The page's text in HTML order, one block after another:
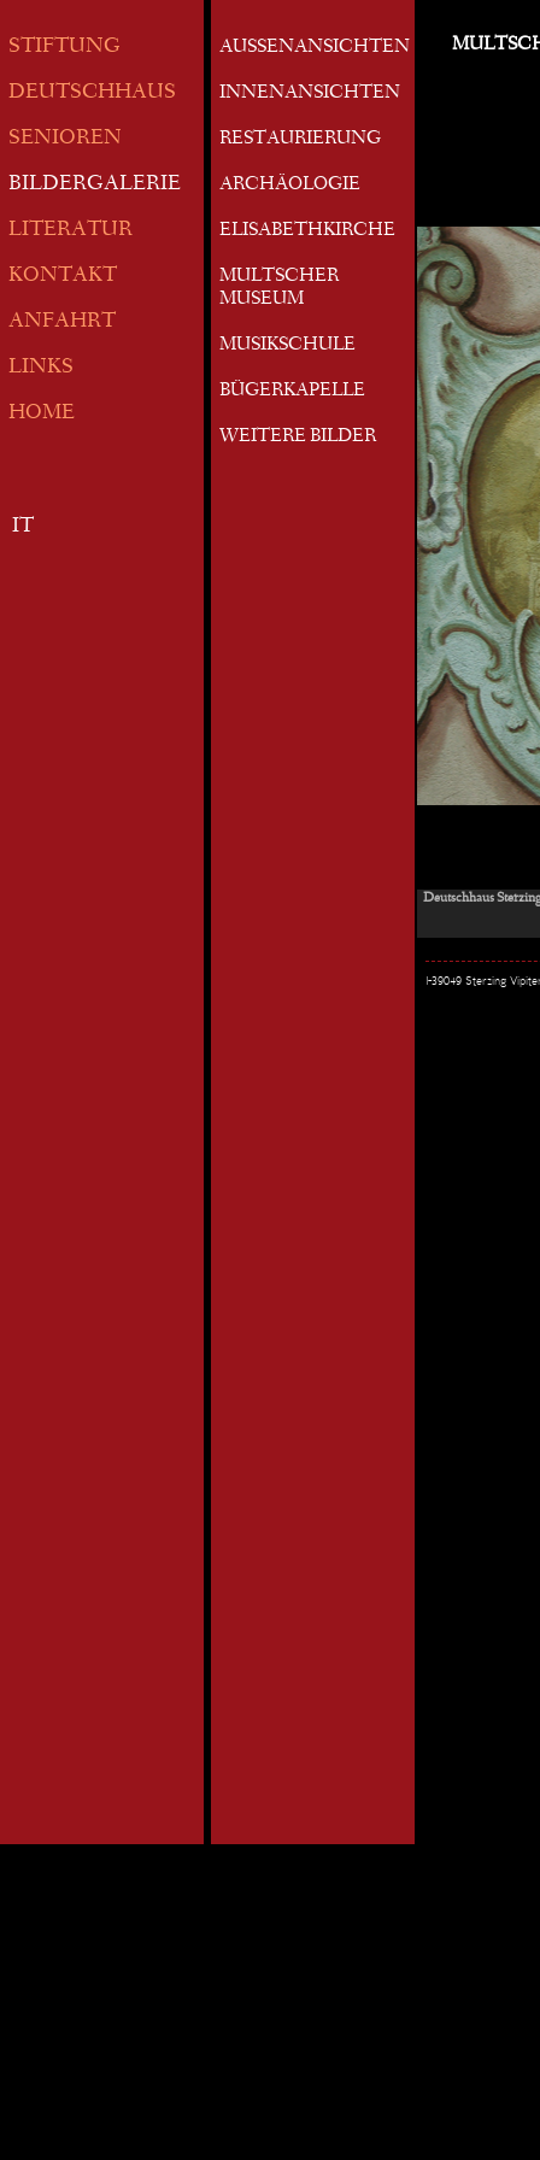
STIFTUNG
DEUTSCHHAUS
SENIOREN
BILDERGALERIE
LITERATUR
KONTAKT
ANFAHRT
LINKS
HOME
IT
AUSSENANSICHTEN
INNENANSICHTEN
RESTAURIERUNG
ARCHÄOLOGIE
ELISABETHKIRCHE
MULTSCHER
MUSEUM
MUSIKSCHULE
BÜGERKAPELLE
WEITERE BILDER
Deutschhaus
I-39049 Sterzing